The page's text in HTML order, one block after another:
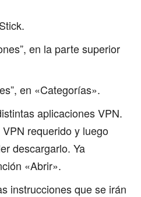
en la parte superior
en «Categorías».
aplicaciones VPN.
requerido y luego
descargarlo. Ya
«Abrir».
instrucciones que se irán